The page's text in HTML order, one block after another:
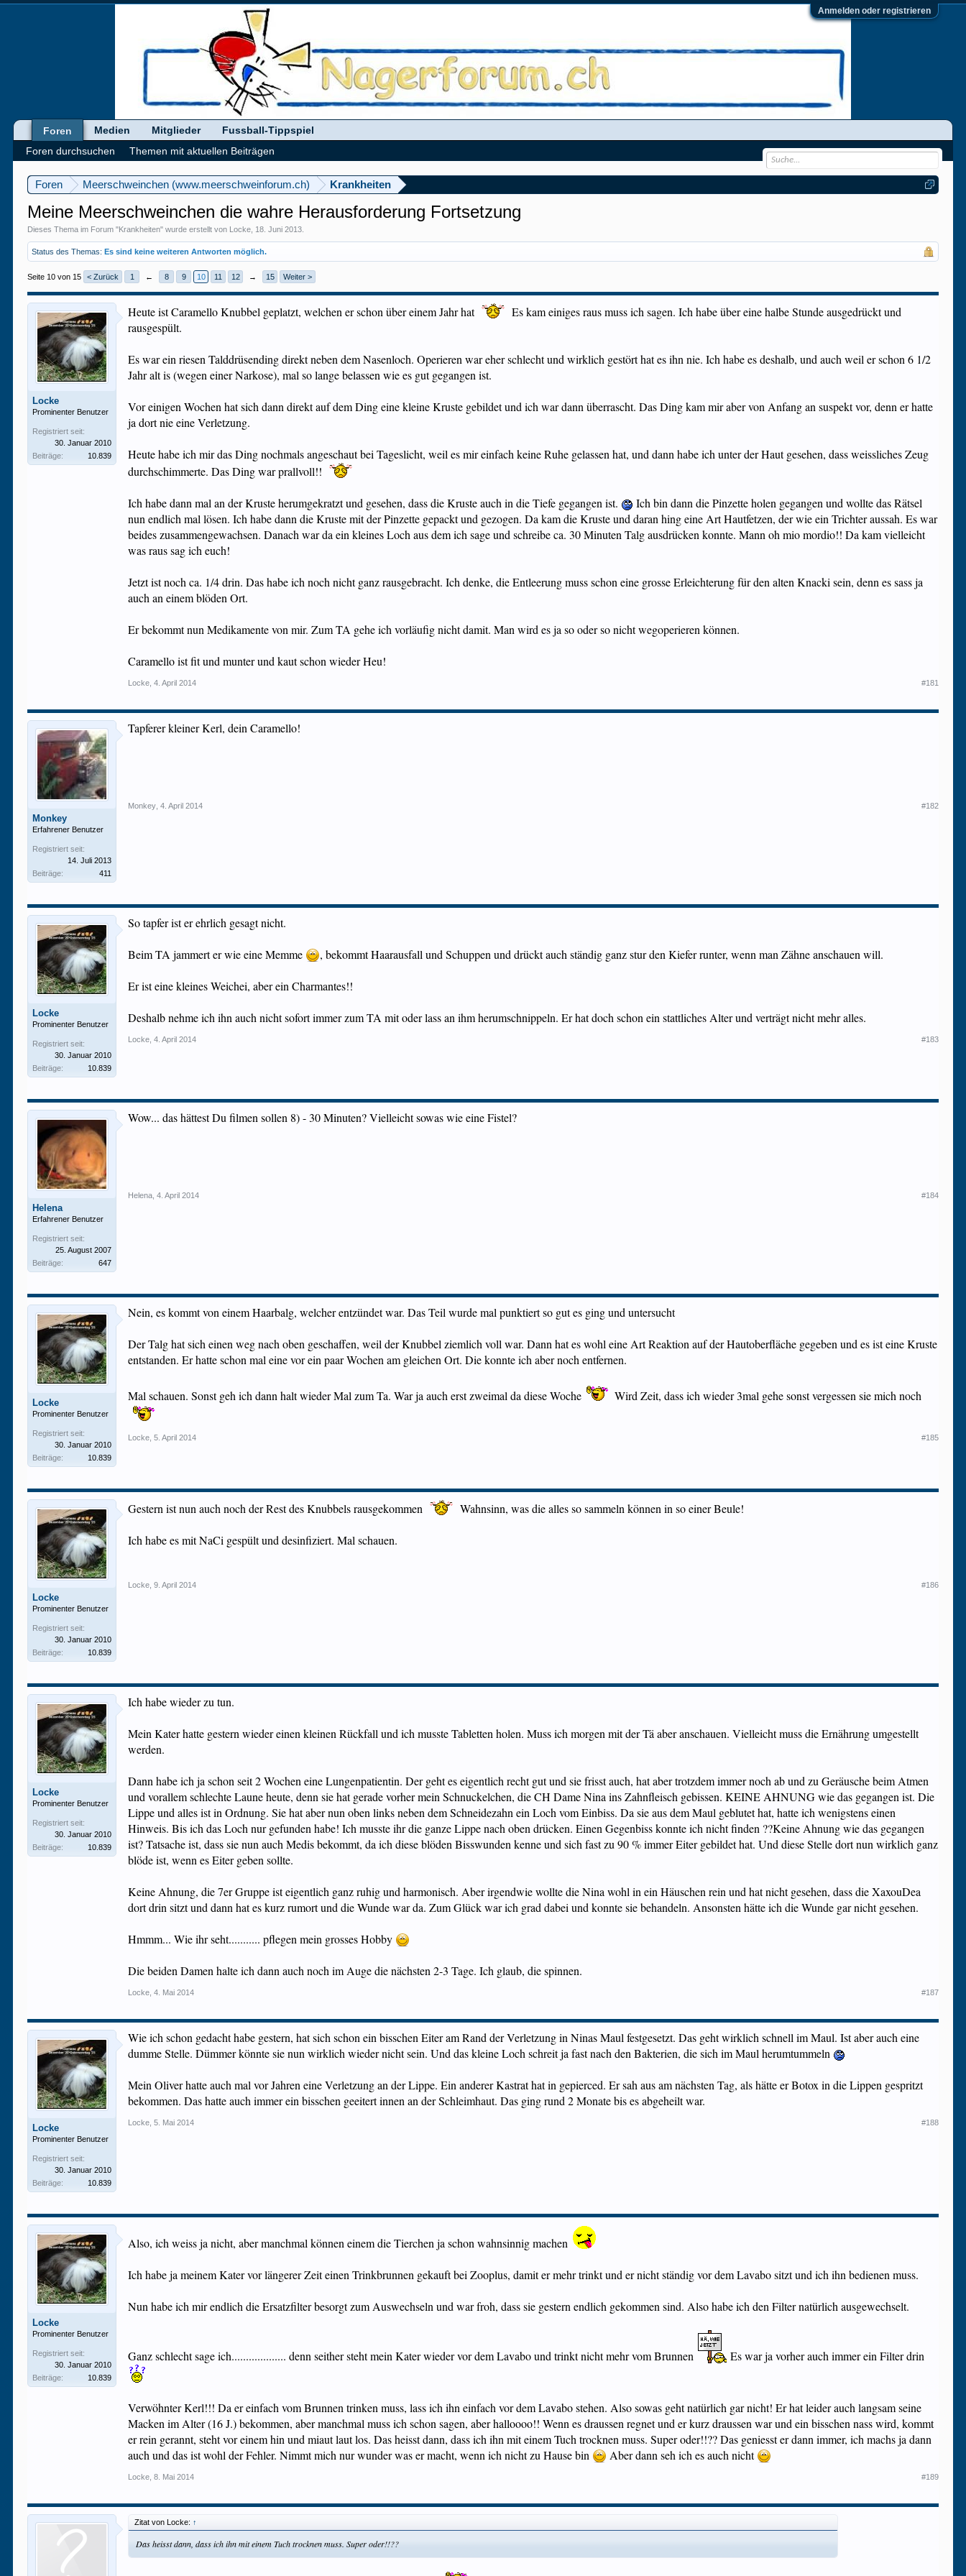
Anmelden oder registrieren
Foren Meerschweinchen (www.meerschweinforum.ch) Krankheiten
Meine Meerschweinchen die wahre Herausforderung Fortsetzung
Dieses Thema im Forum "Krankheiten" wurde erstellt von Locke 18. Juni 2013
Status des Themas: Es sind keine weiteren Antworten möglich.
Seite 10 von 15 < Zurück 1 ← 8 9 10 11 12 → 15 Weiter >
Locke
Prominenter Benutzer
Registriert seit:
30. Januar 2010
Beiträge:
10.839
Heute ist Caramello Knubbel geplatzt, welchen er schon über einem Jahr hat
Es kam einiges raus muss ich sagen. Ich habe über eine halbe Stunde ausgedrückt und
rausgespült.
Es war ein riesen Talddrüsending direkt neben dem Nasenloch. Operieren war eher schlecht und wirklich gestört hat es ihn nie. Ich habe es deshalb, und auch weil er schon 6 1/2
Jahr alt is (wegen einer Narkose), mal so lange belassen wie es gut gegangen ist.
Vor einigen Wochen hat sich dann direkt auf dem Ding eine kleine Kruste gebildet und ich war dann überrascht. Das Ding kam mir aber von Anfang an suspekt vor, denn er hatte
ja dort nie eine Verletzung.
Heute habe ich mir das Ding nochmals angeschaut bei Tageslicht, weil es mir einfach keine Ruhe gelassen hat, und dann habe ich unter der Haut gesehen, dass weissliches Zeug
durchschimmerte. Das Ding war prallvoll!!
Ich habe dann mal an der Kruste herumgekratzt und gesehen, dass die Kruste auch in die Tiefe gegangen ist.
Ich bin dann die Pinzette holen gegangen und wollte das Rätsel
nun endlich mal lösen. Ich habe dann die Kruste mit der Pinzette gepackt und gezogen. Da kam die Kruste und daran hing eine Art Hautfetzen, der wie ein Trichter aussah. Es war
beides zusammengewachsen. Danach war da ein kleines Loch aus dem ich sage und schreibe ca. 30 Minuten Talg ausdrücken konnte. Mann oh mio mordio!! Da kam vielleicht
was raus sag ich euch!
Jetzt ist noch ca. 1/4 drin. Das habe ich noch nicht ganz rausgebracht. Ich denke, die Entleerung muss schon eine grosse Erleichterung für den alten Knacki sein, denn es sass ja
auch an einem blöden Ort.
Er bekommt nun Medikamente von mir. Zum TA gehe ich vorläufig nicht damit. Man wird es ja so oder so nicht wegoperieren können.
Caramello ist fit und munter und kaut schon wieder Heu!
Locke 4. April 2014 #181
Monkey
Erfahrener Benutzer
Registriert seit:
14. Juli 2013
Beiträge:
411
Tapferer kleiner Kerl, dein Caramello!
Monkey 4. April 2014 #182
Locke
Prominenter Benutzer
Registriert seit:
30. Januar 2010
Beiträge:
10.839
So tapfer ist er ehrlich gesagt nicht.
Beim TA jammert er wie eine Memme , bekommt Haarausfall und Schuppen und drückt auch ständig ganz stur den Kiefer runter, wenn man Zähne anschauen will.
Er ist eine kleines Weichei, aber ein Charmantes!!
Deshalb nehme ich ihn auch nicht sofort immer zum TA mit oder lass an ihm herumschnippeln. Er hat doch schon ein stattliches Alter und verträgt nicht mehr alles.
Locke 4. April 2014 #183
Helena
Erfahrener Benutzer
Registriert seit:
25. August 2007
Beiträge:
647
Wow... das hättest Du filmen sollen 8) - 30 Minuten? Vielleicht sowas wie eine Fistel?
Helena 4. April 2014 #184
Locke
Prominenter Benutzer
Registriert seit:
30. Januar 2010
Beiträge:
10.839
Nein, es kommt von einem Haarbalg, welcher entzündet war. Das Teil wurde mal punktiert so gut es ging und untersucht
Der Talg hat sich einen weg nach oben geschaffen, weil der Knubbel ziemlich voll war. Dann hat es wohl eine Art Reaktion auf der Hautoberfläche gegeben und es ist eine Kruste
entstanden. Er hatte schon mal eine vor ein paar Wochen am gleichen Ort. Die konnte ich aber noch entfernen.
Mal schauen. Sonst geh ich dann halt wieder Mal zum Ta. War ja auch erst zweimal da diese Woche Wird Zeit, dass ich wieder 3mal gehe sonst vergessen sie mich noch
Locke 5. April 2014 #185
Locke
Prominenter Benutzer
Registriert seit:
30. Januar 2010
Beiträge:
10.839
Gestern ist nun auch noch der Rest des Knubbels rausgekommen Wahnsinn, was die alles so sammeln können in so einer Beule!
Ich habe es mit NaCi gespült und desinfiziert. Mal schauen.
Locke 9. April 2014 #186
Locke
Prominenter Benutzer
Registriert seit:
30. Januar 2010
Beiträge:
10.839
Ich habe wieder zu tun.
Mein Kater hatte gestern wieder einen kleinen Rückfall und ich musste Tabletten holen. Muss ich morgen mit der Tä aber anschauen. Vielleicht muss die Ernährung umgestellt
werden.
Dann habe ich ja schon seit 2 Wochen eine Lungenpatientin. Der geht es eigentlich recht gut und sie frisst auch, hat aber trotzdem immer noch ab und zu Geräusche beim Atmen
und vorallem schlechte Laune heute, denn sie hat gerade vorher mein Schnuckelchen, die CH Dame Nina ins Zahnfleisch gebissen. KEINE AHNUNG wie das gegangen ist. Die
Lippe und alles ist in Ordnung. Sie hat aber nun oben links neben dem Schneidezahn ein Loch vom Einbiss. Da sie aus dem Maul geblutet hat, hatte ich wenigstens einen
Hinweis. Bis ich das Loch nur gefunden habe! Ich musste ihr die ganze Lippe nach oben drücken. Einen Gegenbiss konnte ich nicht finden ??Keine Ahnung wie das gegangen
ist? Tatsache ist, dass sie nun auch Medis bekommt, da ich diese blöden Bisswunden kenne und sich fast zu 90 % immer Eiter gebildet hat. Und diese Stelle dort nun wirklich ganz
blöde ist, wenn es Eiter geben sollte.
Keine Ahnung, die 7er Gruppe ist eigentlich ganz ruhig und harmonisch. Aber irgendwie wollte die Nina wohl in ein Häuschen rein und hat nicht gesehen, dass die XaxouDea
dort drin sitzt und dann hat es kurz rumort und die Wunde war da. Zum Glück war ich grad dabei und konnte sie behandeln. Ansonsten hätte ich die Wunde gar nicht gesehen.
Hmmm... Wie ihr seht........... pflegen mein grosses Hobby
Die beiden Damen halte ich dann auch noch im Auge die nächsten 2-3 Tage. Ich glaub, die spinnen.
Locke 4. Mai 2014 #187
Locke
Prominenter Benutzer
Registriert seit:
30. Januar 2010
Beiträge:
10.839
Wie ich schon gedacht habe gestern, hat sich schon ein bisschen Eiter am Rand der Verletzung in Ninas Maul festgesetzt. Das geht wirklich schnell im Maul. Ist aber auch eine
dumme Stelle. Dümmer könnte sie nun wirklich wieder nicht sein. Und das kleine Loch schreit ja fast nach den Bakterien, die sich im Maul herumtummeln
Mein Oliver hatte auch mal vor Jahren eine Verletzung an der Lippe. Ein anderer Kastrat hat in gepierced. Er sah aus am nächsten Tag, als hätte er Botox in die Lippen gespritzt
bekommen. Das hatte auch immer ein bisschen geeitert innen an der Schleimhaut. Das ging rund 2 Monate bis es abgeheilt war.
Locke 5. Mai 2014 #188
Locke
Prominenter Benutzer
Registriert seit:
30. Januar 2010
Beiträge:
10.839
Also, ich weiss ja nicht, aber manchmal können einem die Tierchen ja schon wahnsinnig machen
Ich habe ja meinem Kater vor längerer Zeit einen Trinkbrunnen gekauft bei Zooplus, damit er mehr trinkt und er nicht ständig vor dem Lavabo sitzt und ich ihn bedienen muss.
Nun habe ich mir endlich die Ersatzfilter besorgt zum Auswechseln und war froh, dass sie gestern endlich gekommen sind. Also habe ich den Filter natürlich ausgewechselt.
Ganz schlecht sage ich................... denn seither steht mein Kater wieder vor dem Lavabo und trinkt nicht mehr vom Brunnen Es war ja vorher auch immer ein Filter drin
Verwöhnter Kerl!!! Da er einfach vom Brunnen trinken muss, lass ich ihn einfach vor dem Lavabo stehen. Also sowas geht natürlich gar nicht! Er hat leider auch langsam seine
Macken im Alter (16 J.) bekommen, aber manchmal muss ich schon sagen, aber halloooo!! Wenn es draussen regnet und er kurz draussen war und ein bisschen nass wird, kommt
er rein gerannt, steht vor einem hin und miaut laut los. Das heisst dann, dass ich ihn mit einem Tuch trocknen muss. Super oder!!?? Das geniesst er dann immer, ich machs ja dann
auch und das ist wohl der Fehler. Nimmt mich nur wunder was er macht, wenn ich nicht zu Hause bin
Aber dann seh ich es auch nicht
Locke 8. Mai 2014 #189
Zitat von Locke: ↑
Das heisst dann, dass ich ihn mit einem Tuch trocknen muss. Super oder!!??
Foren
Foren durchsuchen
Themen mit aktuellen Beiträgen
Medien Mitglieder Fussball-Tippspiel